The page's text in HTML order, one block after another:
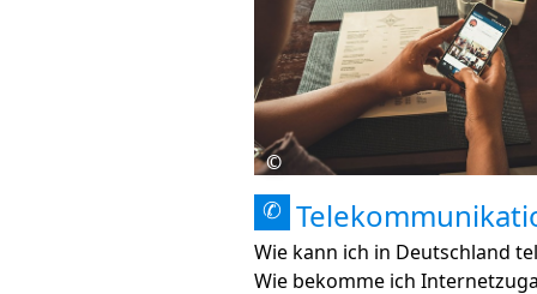
©
✆
Wie kann ich in Deutschland
Wie bekomme ich